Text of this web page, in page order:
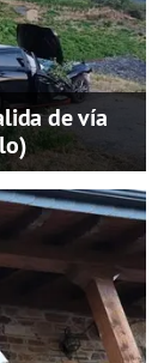
de vía